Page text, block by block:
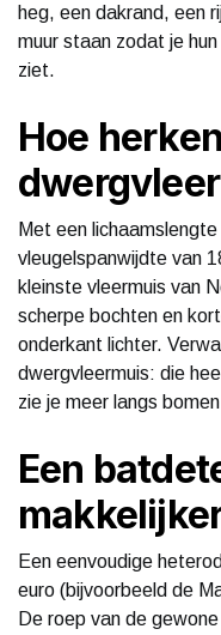
heg, een dakrand, een
muur staan zodat je
ziet.
Hoe
Met een
vleugelspanwijdte van
kleinste vleermuis van
scherpe bochten en
onderkant lichter.
dwergvleermuis: die
zie je meer langs
Een
Een eenvoudige
euro (bijvoorbeeld de
De roep van de